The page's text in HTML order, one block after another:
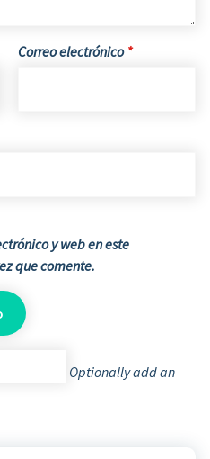
Correo electrónico *
y web en este
que comente.
Optionally add an